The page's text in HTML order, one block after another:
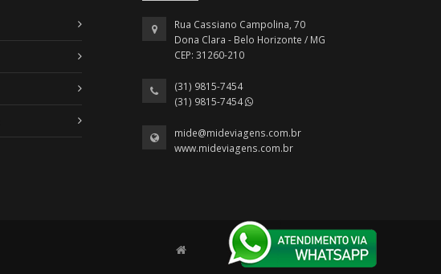
Rua Cassiano Campolina, 70
Dona Clara - Belo Horizonte / MG
CEP: 31260-210
(31) 9815-7454
(31) 9815-7454
mide@mideviagens.com.br
www.mideviagens.com.br